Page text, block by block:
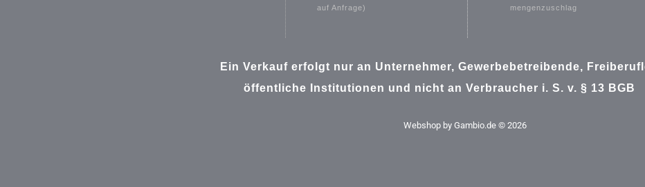
auf Anfrage)
mengenzuschlag
Ein Verkauf erfolgt nur an Unternehmer, Gewerbebetreibende,
öffentliche Institutionen und nicht an Verbraucher i. S. v. § 13 BGB
Webshop by Gambio.de © 2026